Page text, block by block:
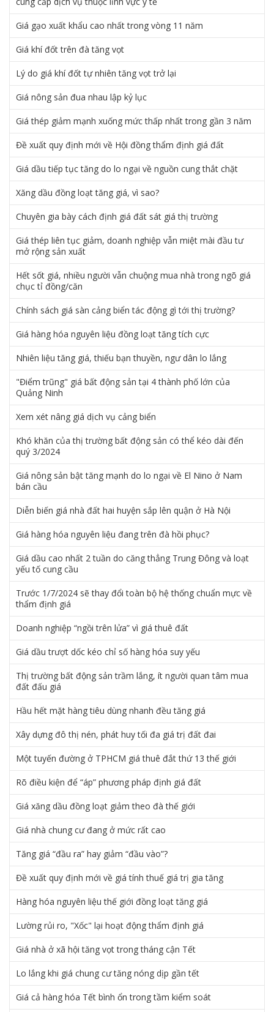
Giá gạo xuất khẩu cao nhất trong vòng 11 năm
Giá khí đốt trên đà tăng vọt
Lý do giá khí đốt tự nhiên tăng vọt trở lại
Giá nông sản đua nhau lập kỷ lục
Giá thép giảm mạnh xuống mức thấp nhất trong gần 3 năm
Đề xuất quy định mới về Hội đồng thẩm định giá đất
Giá dầu tiếp tục tăng do lo ngại về nguồn cung thắt chặt
Xăng dầu đồng loạt tăng giá, vì sao?
Chuyên gia bày cách định giá đất sát giá thị trường
Giá thép liên tục giảm, doanh nghiệp vẫn miệt mài đầu tư
mở rộng sản xuất
Hết sốt giá, nhiều người vẫn chuộng mua nhà trong ngõ giá
chục tỉ đồng/căn
Chính sách giá sàn cảng biển tác động gì tới thị trường?
Giá hàng hóa nguyên liệu đồng loạt tăng tích cực
Nhiên liệu tăng giá, thiếu bạn thuyền, ngư dân lo lắng
"Điểm trũng" giá bất động sản tại 4 thành phố lớn của
Quảng Ninh
Xem xét nâng giá dịch vụ cảng biển
Khó khăn của thị trường bất động sản có thể kéo dài đến
quý 3/2024
Giá nông sản bật tăng mạnh do lo ngại về El Nino ở Nam
bán cầu
Diễn biến giá nhà đất hai huyện sắp lên quận ở Hà Nội
Giá hàng hóa nguyên liệu đang trên đà hồi phục?
Giá dầu cao nhất 2 tuần do căng thẳng Trung Đông và loạt
yếu tố cung cầu
Trước 1/7/2024 sẽ thay đổi toàn bộ hệ thống chuẩn mực về
thẩm định giá
Doanh nghiệp “ngồi trên lửa” vì giá thuê đất
Giá dầu trượt dốc kéo chỉ số hàng hóa suy yếu
Thị trường bất động sản trầm lắng, ít người quan tâm mua
đất đấu giá
Hầu hết mặt hàng tiêu dùng nhanh đều tăng giá
Xây dựng đô thị nén, phát huy tối đa giá trị đất đai
Một tuyến đường ở TPHCM giá thuê đắt thứ 13 thế giới
Rõ điều kiện để “áp” phương pháp định giá đất
Giá xăng dầu đồng loạt giảm theo đà thế giới
Giá nhà chung cư đang ở mức rất cao
Tăng giá “đầu ra” hay giảm “đầu vào”?
Đề xuất quy định mới về giá tính thuế giá trị gia tăng
Hàng hóa nguyên liệu thế giới đồng loạt tăng giá
Lường rủi ro, "Xốc" lại hoạt động thẩm định giá
Giá nhà ở xã hội tăng vọt trong tháng cận Tết
Lo lắng khi giá chung cư tăng nóng dịp gần tết
Giá cả hàng hóa Tết bình ổn trong tầm kiểm soát